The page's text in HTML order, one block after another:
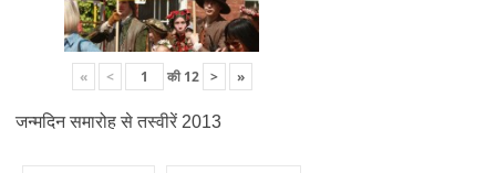
« < की12 > »
जन्मदिन समारोह से तस्वीरें 2013